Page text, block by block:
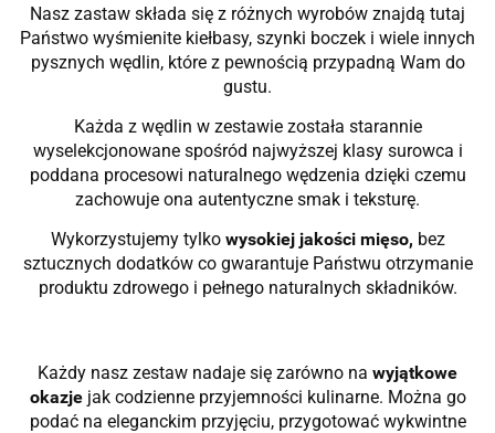
Nasz zastaw składa się z różnych wyrobów znajdą tutaj
Państwo wyśmienite kiełbasy, szynki boczek i wiele innych
pysznych wędlin, które z pewnością przypadną Wam do
gustu.
Każda z wędlin w zestawie została starannie
wyselekcjonowane spośród najwyższej klasy surowca i
poddana procesowi naturalnego wędzenia dzięki czemu
zachowuje ona autentyczne smak i teksturę.
Wykorzystujemy tylko wysokiej jakości mięso, bez
sztucznych dodatków co gwarantuje Państwu otrzymanie
produktu zdrowego i pełnego naturalnych składników.
Każdy nasz zestaw nadaje się zarówno na wyjątkowe
okazjejak codzienne przyjemności kulinarne. Można go
podać na eleganckim przyjęciu, przygotować wykwintne